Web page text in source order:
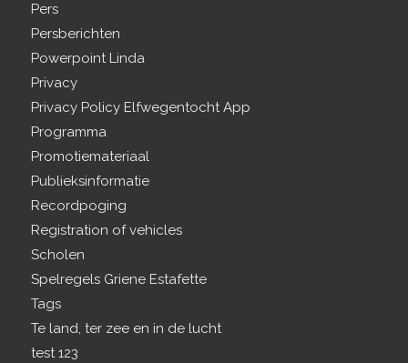
Pers
Persberichten
Powerpoint Linda
Privacy
Privacy Policy Elfwegentocht App
Programma
Promotiemateriaal
Publieksinformatie
Recordpoging
Registration of vehicles
Scholen
Spelregels Griene Estafette
Tags
Te land, ter zee en in de lucht
test 123